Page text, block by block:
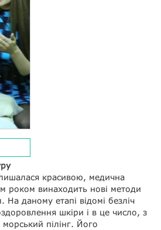
красивою, медична
роком винаходить нові методи
На даному етапі відомі безліч
шкіри і в це число, з
морський пілінг. Його